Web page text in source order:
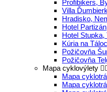
Profibikers,
Villa
Hradisko,
Hotel
Hotel Stupka,
Kúria na
Požičovňa
Požičovňa
Mapa cyklovýlety
Mapa
Mapa